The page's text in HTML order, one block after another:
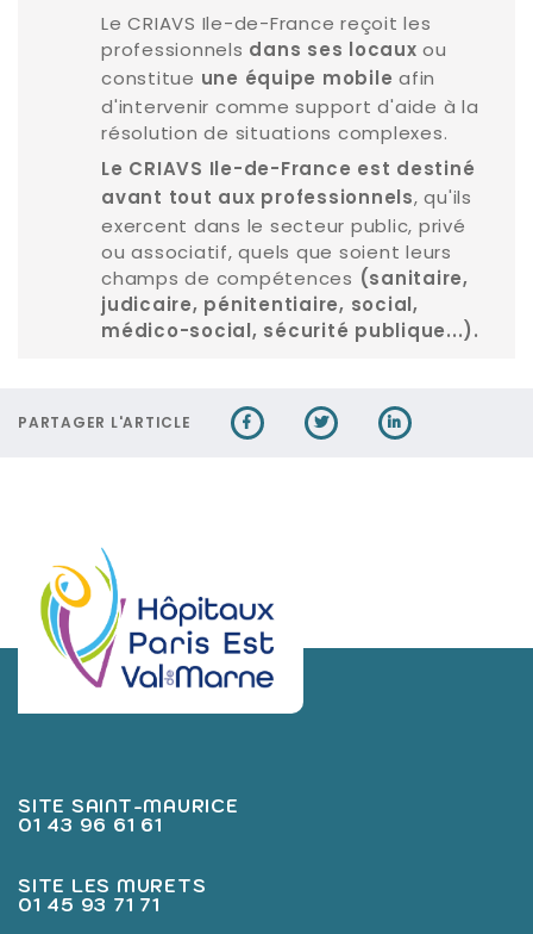
Le CRIAVS Ile-de-France reçoit les
professionnels dans ses locaux ou
constitue une équipe mobile afin
d'intervenir comme support d'aide à la
résolution de situations complexes.
Le CRIAVS Ile-de-France est destiné
avant tout aux professionnels, qu'ils
exercent dans le secteur public, privé
ou associatif, quels que soient leurs
champs de compétences (sanitaire,
judicaire, pénitentiaire, social,
médico-social, sécurité publique...).
PARTAGER L'ARTICLE
SITE SAINT-MAURICE
01 43 96 61 61
SITE LES MURETS
01 45 93 71 71